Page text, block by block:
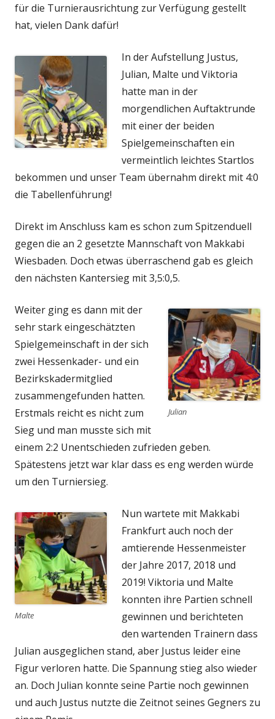
für die Turnierausrichtung zur Verfügung gestellt
hat, vielen Dank dafür!
In der Aufstellung Justus,
Julian, Malte und Viktoria
hatte man in der
morgendlichen Auftaktrunde
mit einer der beiden
Spielgemeinschaften ein
vermeintlich leichtes Startlos
bekommen und unser Team übernahm direkt mit 4:0
die Tabellenführung!
Direkt im Anschluss kam es schon zum Spitzenduell
gegen die an 2 gesetzte Mannschaft von Makkabi
Wiesbaden. Doch etwas überraschend gab es gleich
den nächsten Kantersieg mit 3,5:0,5.
Julian
Weiter ging es dann mit der
sehr stark eingeschätzten
Spielgemeinschaft in der sich
zwei Hessenkader- und ein
Bezirkskadermitglied
zusammengefunden hatten.
Erstmals reicht es nicht zum
Sieg und man musste sich mit
einem 2:2 Unentschieden zufrieden geben.
Spätestens jetzt war klar dass es eng werden würde
um den Turniersieg.
Malte
Nun wartete mit Makkabi
Frankfurt auch noch der
amtierende Hessenmeister
der Jahre 2017, 2018 und
2019! Viktoria und Malte
konnten ihre Partien schnell
gewinnen und berichteten
den wartenden Trainern dass
Julian ausgeglichen stand, aber Justus leider eine
Figur verloren hatte. Die Spannung stieg also wieder
an. Doch Julian konnte seine Partie noch gewinnen
und auch Justus nutzte die Zeitnot seines Gegners zu